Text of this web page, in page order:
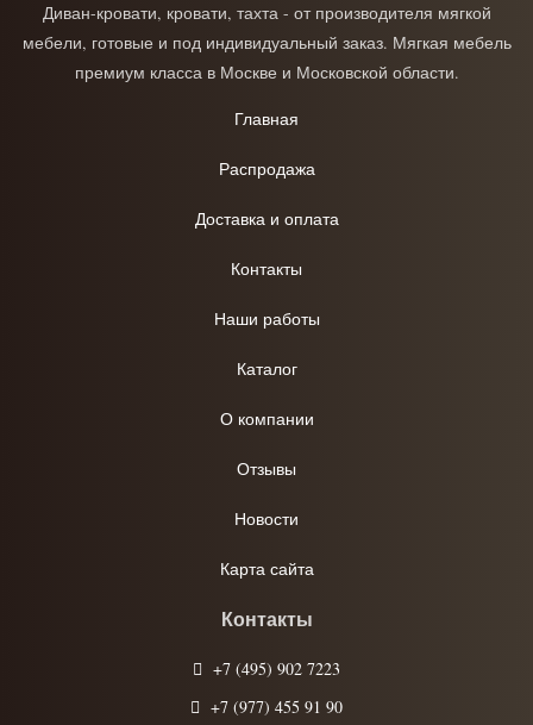
Диван-кровати, кровати, тахта - от производителя мягкой
мебели, готовые и под индивидуальный заказ. Мягкая мебель
премиум класса в Москве и Московской области.
Главная
Распродажа
Доставка и оплата
Контакты
Наши работы
Каталог
О компании
Отзывы
Новости
Карта сайта
Контакты
+7 (495) 902 7223
+7 (977) 455 91 90